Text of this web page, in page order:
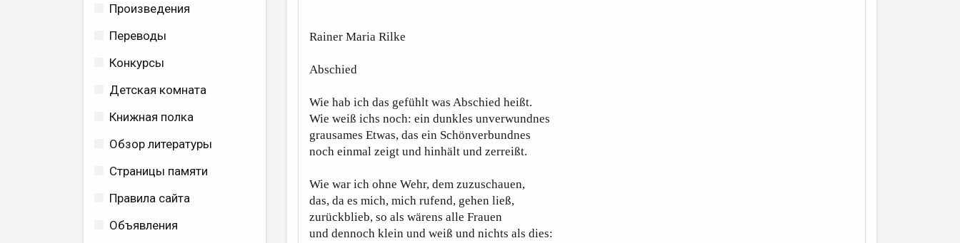
Произведения
Переводы
Конкурсы
Детская комната
Книжная полка
Обзор литературы
Страницы памяти
Правила сайта
Объявления
Rainer Maria Rilke
Abschied
Wie hab ich das gefühlt was Abschied heißt.
Wie weiß ichs noch: ein dunkles unverwundnes
grausames Etwas, das ein Schönverbundnes
noch einmal zeigt und hinhält und zerreißt.
Wie war ich ohne Wehr, dem zuzuschauen,
das, da es mich, mich rufend, gehen ließ,
zurückblieb, so als wärens alle Frauen
und dennoch klein und weiß und nichts als dies: